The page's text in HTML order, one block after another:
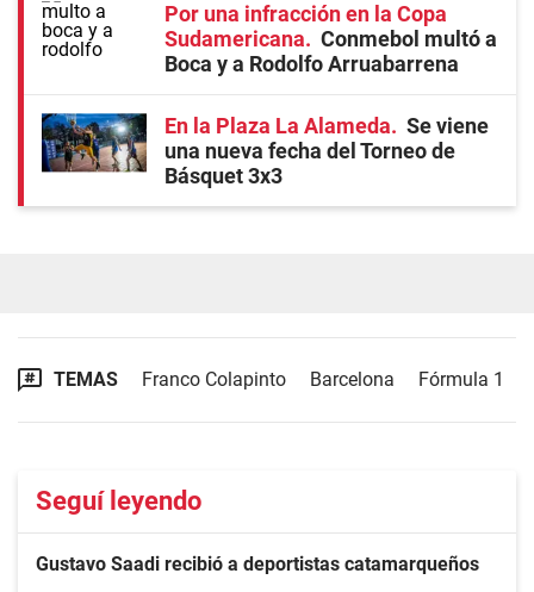
Por una infracción en la Copa
Sudamericana
Conmebol multó a
Boca y a Rodolfo Arruabarrena
En la Plaza La Alameda
Se viene
una nueva fecha del Torneo de
Básquet 3x3
TEMAS Franco Colapinto Barcelona Fórmula 1
Seguí leyendo
Gustavo Saadi recibió a deportistas catamarqueños